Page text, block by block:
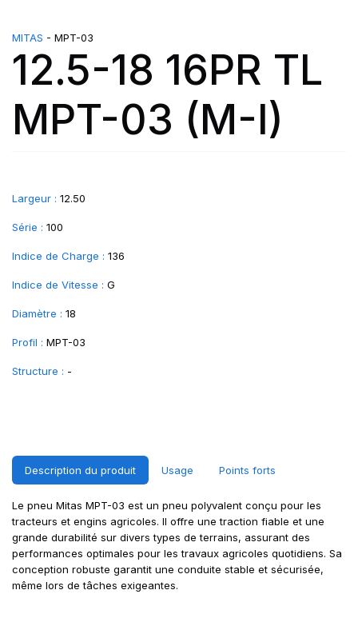
MITAS - MPT-03
12.5-18 16PR TL
MPT-03 (M-I)
Largeur : 12.50
Série : 100
Indice de Charge : 136
Indice de Vitesse : G
Diamètre : 18
Profil : MPT-03
Structure : -
Description du produit Usage Points forts
Le pneu Mitas MPT-03 est un pneu polyvalent conçu pour les
tracteurs et engins agricoles. Il offre une traction fiable et une
grande durabilité sur divers types de terrains, assurant des
performances optimales pour les travaux agricoles quotidiens. Sa
conception robuste garantit une conduite stable et sécurisée,
même lors de tâches exigeantes.